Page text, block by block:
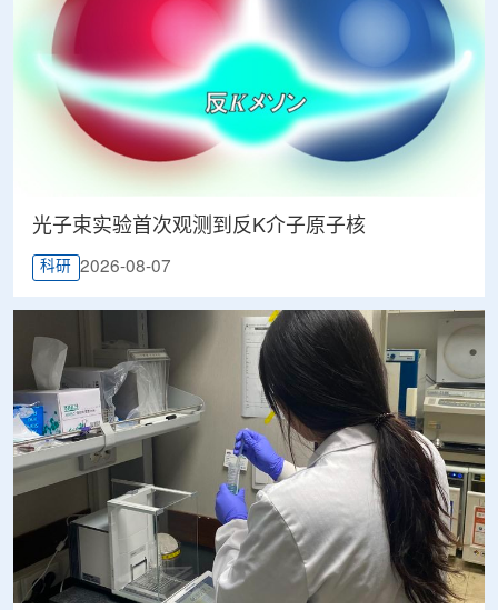
光子束实验首次观测到反K介子原子核
科研 2026-08-07